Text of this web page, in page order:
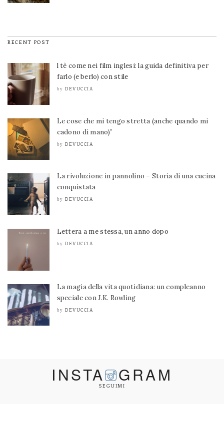
RECENT POST
l tè come nei film inglesi: la guida definitiva per
farlo (e berlo) con stile
by DEVUCCIA
Le cose che mi tengo stretta (anche quando mi
cadono di mano)”
by DEVUCCIA
La rivoluzione in pannolino – Storia di una cucina
conquistata
by DEVUCCIA
Lettera a me stessa, un anno dopo
by DEVUCCIA
La magia della vita quotidiana: un compleanno
speciale con J.K. Rowling
by DEVUCCIA
INSTA GRAM
SEGUIMI